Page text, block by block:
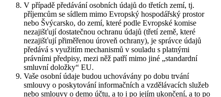
V případě předávání osobních údajů do třetích zemí, tj.
příjemcům se sídlem mimo Evropský hospodářský prostor
nebo Švýcarsko, do zemí, které podle Evropské komise
nezajišťují dostatečnou ochranu údajů (třetí země, které
nezajišťují přiměřenou úroveň ochrany), je správce údajů
předává s využitím mechanismů v souladu s platnými
právními předpisy, mezi něž patří mimo jiné „standardní
smluvní doložky“ EU.
Vaše osobní údaje budou uchovávány po dobu trvání
smlouvy o poskytování informačních a vzdělávacích služeb
nebo smlouvy o demo účtu, a to i po jejím ukončení, a to po